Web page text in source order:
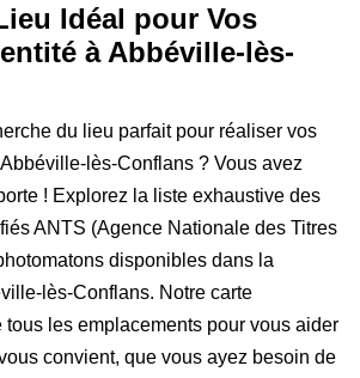
Idéal pour Vos
à Abbéville-lès-
du lieu parfait pour réaliser vos
lès-Conflans ? Vous avez
! Explorez la liste exhaustive des
ANTS (Agence Nationale des Titres
disponibles dans la
lès-Conflans. Notre carte
tous les emplacements pour vous aider
convient, que vous ayez besoin de